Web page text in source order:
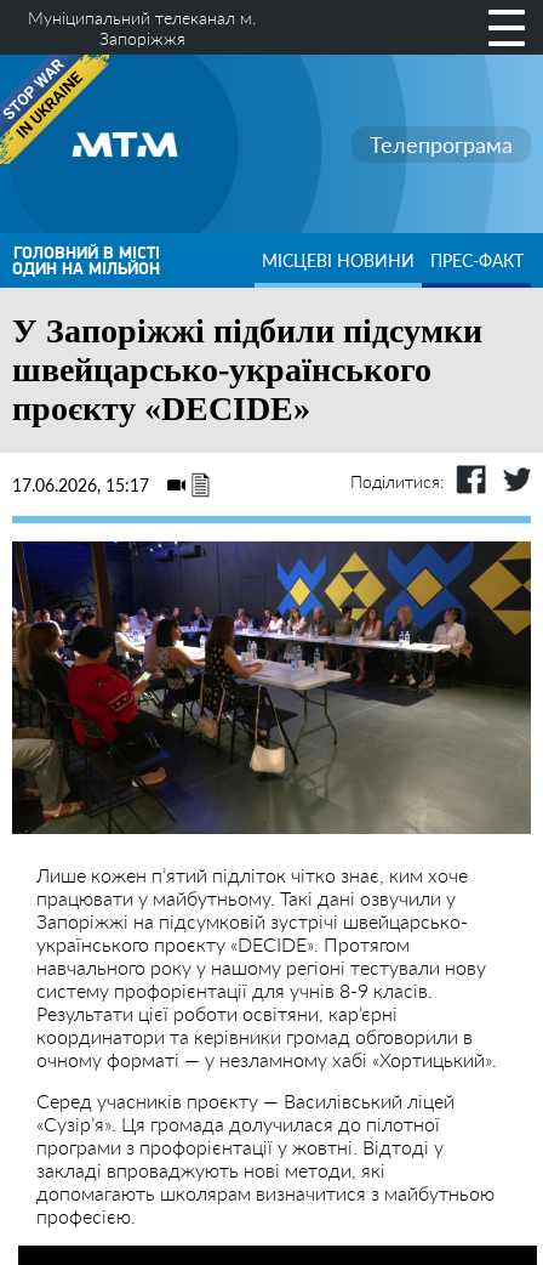
Муніципальний телеканал м.
Запоріжжя
Телепрограма
ГОЛОВНИЙ В МІСТІ
ОДИН НА МІЛЬЙОН МІСЦЕВІ НОВИНИ ПРЕС-ФАКТ
У Запоріжжі підбили підсумки
швейцарсько-українського
проєкту «DECIDE»
17.06.2026, 15:17 Поділитися:
Лише кожен п’ятий підліток чітко знає, ким хоче
працювати у майбутньому. Такі дані озвучили у
Запоріжжі на підсумковій зустрічі швейцарсько-
українського проєкту «DECIDE». Протягом
навчального року у нашому регіоні тестували нову
систему профорієнтації для учнів 8-9 класів.
Результати цієї роботи освітяни, кар’єрні
координатори та керівники громад обговорили в
очному форматі — у незламному хабі «Хортицький».
Серед учасників проєкту — Василівський ліцей
«Сузір’я». Ця громада долучилася до пілотної
програми з профорієнтації у жовтні. Відтоді у
закладі впроваджують нові методи, які
допомагають школярам визначитися з майбутньою
професією.